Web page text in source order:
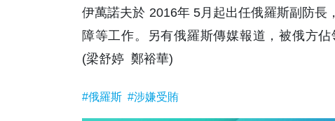
伊萬諾夫於 2016年 5月起出任俄羅斯副防
障等工作。另有俄羅斯傳媒報道，被俄方
(梁舒婷 鄭裕華)
#俄羅斯 #涉嫌受賄